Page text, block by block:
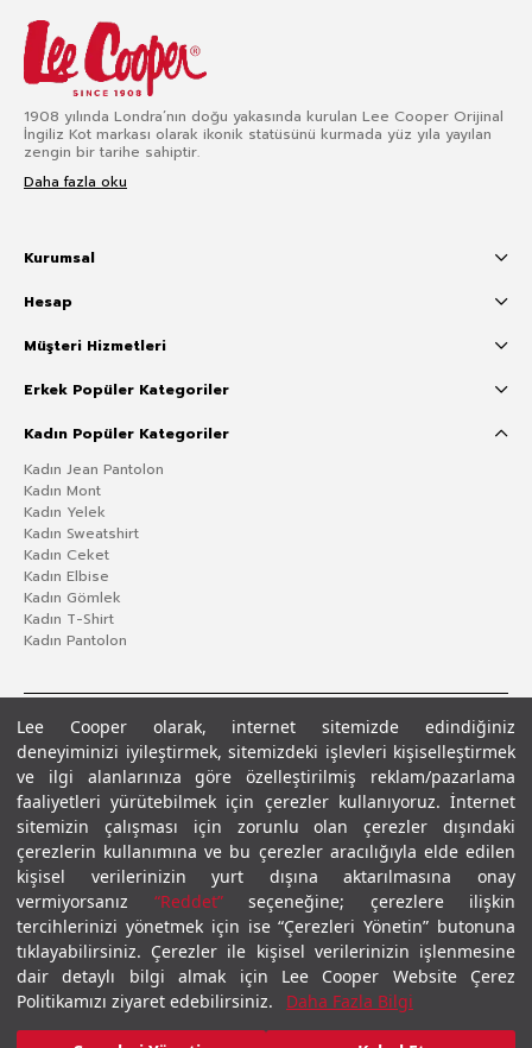
Lee Cooper olarak, internet sitemizde edindiğiniz
deneyiminizi iyileştirmek, sitemizdeki işlevleri kişiselleştirmek
ve ilgi alanlarınıza göre özelleştirilmiş reklam/pazarlama
faaliyetleri yürütebilmek için çerezler kullanıyoruz. İnternet
sitemizin çalışması için zorunlu olan çerezler dışındaki
çerezlerin kullanımına ve bu çerezler aracılığıyla elde edilen
kişisel verilerinizin yurt dışına aktarılmasına onay
vermiyorsanız “Reddet”seçeneğine; çerezlere ilişkin
tercihlerinizi yönetmek için ise “Çerezleri Yönetin” butonuna
tıklayabilirsiniz. Çerezler ile kişisel verilerinizin işlenmesine
dair detaylı bilgi almak için Lee Cooper Website Çerez
Politikamızı ziyaret edebilirsiniz.
Daha Fazla Bilgi
1908 yılında Londra’nın doğu yakasında kurulan Lee Cooper Orijinal
İngiliz Kot markası olarak ikonik statüsünü kurmada yüz yıla yayılan
zengin bir tarihe sahiptir.
Daha fazla oku
Kurumsal
Hesap
Müşteri Hizmetleri
Erkek Popüler Kategoriler
Kadın Popüler Kategoriler
Kadın Jean Pantolon
Kadın Mont
Kadın Yelek
Kadın Sweatshirt
Kadın Ceket
Kadın Elbise
Kadın Gömlek
Kadın T-Shirt
Kadın Pantolon
Gizlilik PolitikasıÇerez Politikası KVKK Aydınlatma MetniŞartlar ve Koşullar
© 2026 Leecooper - Tüm Hakları Saklıdır.